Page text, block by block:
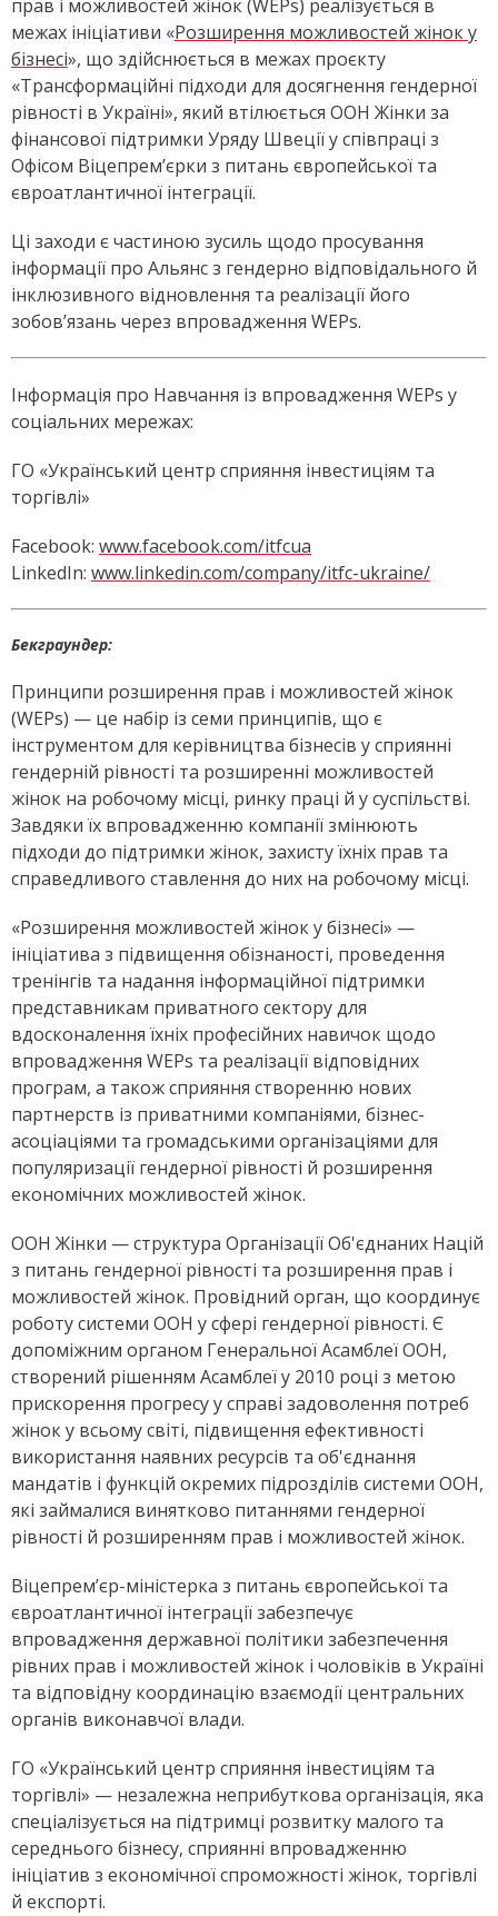
прав і можливостей жінок (WEPs) реалізується в
межах ініціативи «Розширення можливостей жінок у
бізнесі», що здійснюється в межах проєкту
«Трансформаційні підходи для досягнення гендерної
рівності в Україні», який втілюється ООН Жінки за
фінансової підтримки Уряду Швеції у співпраці з
Офісом Віцепрем’єрки з питань європейської та
євроатлантичної інтеграції.
Ці заходи є частиною зусиль щодо просування
інформації про Альянс з гендерно відповідального й
інклюзивного відновлення та реалізації його
зобов’язань через впровадження WEPs.
Інформація про Навчання із впровадження WEPs у
соціальних мережах:
ГО «Український центр сприяння інвестиціям та
торгівлі»
Facebook: www.facebook.com/itfcua
LinkedIn: www.linkedin.com/company/itfc-ukraine/
Бекграундер:
Принципи розширення прав і можливостей жінок
(WEPs) — це набір із семи принципів, що є
інструментом для керівництва бізнесів у сприянні
гендерній рівності та розширенні можливостей
жінок на робочому місці, ринку праці й у суспільстві.
Завдяки їх впровадженню компанії змінюють
підходи до підтримки жінок, захисту їхніх прав та
справедливого ставлення до них на робочому місці.
«Розширення можливостей жінок у бізнесі» —
ініціатива з підвищення обізнаності, проведення
тренінгів та надання інформаційної підтримки
представникам приватного сектору для
вдосконалення їхніх професійних навичок щодо
впровадження WEPs та реалізації відповідних
програм, а також сприяння створенню нових
партнерств із приватними компаніями, бізнес-
асоціаціями та громадськими організаціями для
популяризації гендерної рівності й розширення
економічних можливостей жінок.
ООН Жінки — структура Організації Об'єднаних Націй
з питань гендерної рівності та розширення прав і
можливостей жінок. Провідний орган, що координує
роботу системи ООН у сфері гендерної рівності. Є
допоміжним органом Генеральної Асамблеї ООН,
створений рішенням Асамблеї у 2010 році з метою
прискорення прогресу у справі задоволення потреб
жінок у всьому світі, підвищення ефективності
використання наявних ресурсів та об'єднання
мандатів і функцій окремих підрозділів системи ООН,
які займалися винятково питаннями гендерної
рівності й розширенням прав і можливостей жінок.
Віцепрем’єр-міністерка з питань європейської та
євроатлантичної інтеграції забезпечує
впровадження державної політики забезпечення
рівних прав і можливостей жінок і чоловіків в Україні
та відповідну координацію взаємодії центральних
органів виконавчої влади.
ГО «Український центр сприяння інвестиціям та
торгівлі» — незалежна неприбуткова організація, яка
спеціалізується на підтримці розвитку малого та
середнього бізнесу, сприянні впровадженню
ініціатив з економічної спроможності жінок, торгівлі
й експорті.